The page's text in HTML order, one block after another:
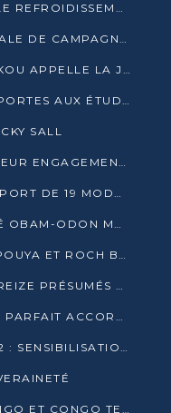
À FREETOWN, MEER MISE SUR LE REFROIDISSEMENT PASSIF FACE À LA CHALEUR EXTRÊME
BOUEMBA : LA DIRECTION LOCALE DE CAMPAGNE DE DENIS SASSOU N’GUESSO MULTIPLIE LES ACTIVITÉS DE MOBILISATION
ROCH BREDIN BISSALA NKOUNKOU APPELLE LA JEUNESSE DE GOMA TSÉ-TSÉ À UN VOTE MASSIF POUR DENIS SASSOU NGUESSO
CONGO TERMINAL OUVRE SES PORTES AUX ÉTUDIANTS EN TRANSPORT ET LOGISTIQUE
SALL
TBC CÉLÈBRE LES FEMMES ET LEUR ENGAGEMENT À L’OCCASION DU 8 MARS
AGL CONGO RÉUSSIT LE TRANSPORT DE 19 MODULES HORS GABARIT ENTRE POINTE-NOIRE ET BRAZZAVILLE
GAMBOMA, ANTOINE BIEN-AIMÉ OBAM-ODON MOBILISE LES 32 148 ÉLECTEURS EN FAVEUR DE DENIS SASSOU NGUESSO
GOMA TSÉ-TSÉ : MATSON MAMPOUYA ET ROCH BREDIN BISSALA NKOUNKOU EN CAMPAGNE DE PROXIMITÉ
TRAFIC DE FAUNE SAUVAGE : TREIZE PRÉSUMÉS TRAFIQUANTS INTERPELLÉS AU CONGO EN 2025
LA LIKOUALA ET LA SANGHA EN PARFAIT ACCORD AVEC LE PROJET DE SOCIÉTÉ DU CANDIDAT DENIS SASSOU-N’GUESSO
DROITS DES FEMMES À TIÉ-TIÉ 2 : SENSIBILISATION ET PÉDAGOGIE SUR LE DROIT DE VOTE
DROITS DES FEMMES : AGL CONGO ET CONGO TERMINAL METTENT EN AVANT LE LEADERSHIP FÉMININ